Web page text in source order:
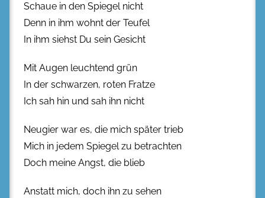
Schaue in den Spiegel nicht
Denn in ihm wohnt der Teufel
In ihm siehst Du sein Gesicht
Mit Augen leuchtend grün
In der schwarzen, roten Fratze
Ich sah hin und sah ihn nicht
Neugier war es, die mich später trieb
Mich in jedem Spiegel zu betrachten
Doch meine Angst, die blieb
Anstatt mich, doch ihn zu sehen